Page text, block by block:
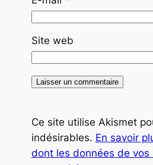
Site web
Ce site utilise Akismet
indésirables. En savoir
dont les données de vos